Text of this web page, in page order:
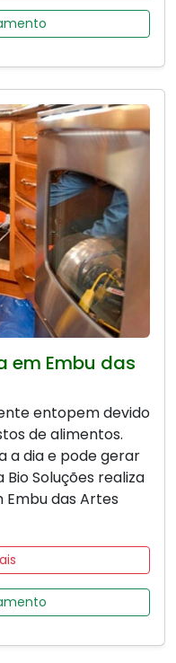
em Embu das
entopem devido
de alimentos.
a dia e pode gerar
Soluções realiza
das Artes